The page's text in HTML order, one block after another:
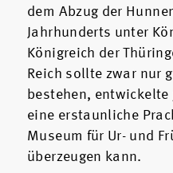
dem Abzug der
Jahrhunderts unter
Königreich der
Reich sollte zwar nur
bestehen, entwickelte
eine erstaunliche
Museum für Ur- und
überzeugen kann.